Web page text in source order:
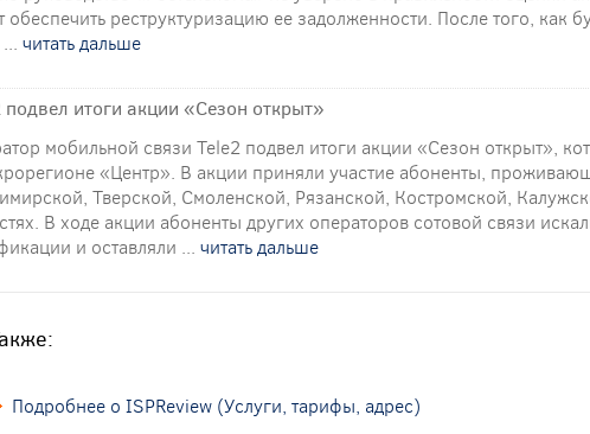
обеспечить реструктуризацию ее задолженности. После того, как
читать дальше
подвел итоги акции «Сезон открыт»
мобильной связи Tele2 подвел итоги акции «Сезон открыт»,
«Центр». В акции приняли участие абоненты,
Тверской, Смоленской, Рязанской, Костромской,
В ходе акции абоненты других операторов сотовой связи
и оставляли ... читать дальше
Подробнее о ISPReview (Услуги, тарифы, адрес)